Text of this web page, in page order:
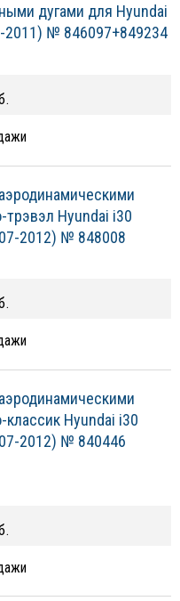
дугами для Hyundai
2011) № 846097+849234
трэвэл Hyundai i30
2012) № 848008
классик Hyundai i30
2012) № 840446